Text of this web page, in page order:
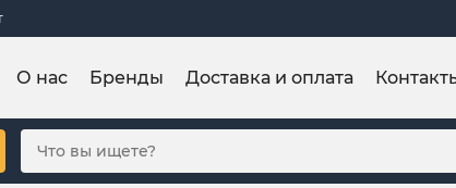
О нас Бренды Доставка и оплата